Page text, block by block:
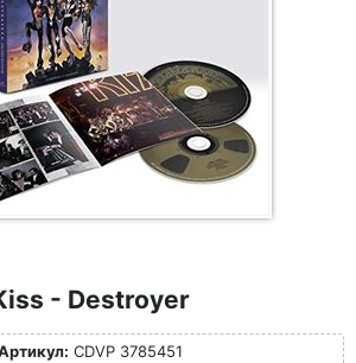
- Destroyer
CDVP 3785451